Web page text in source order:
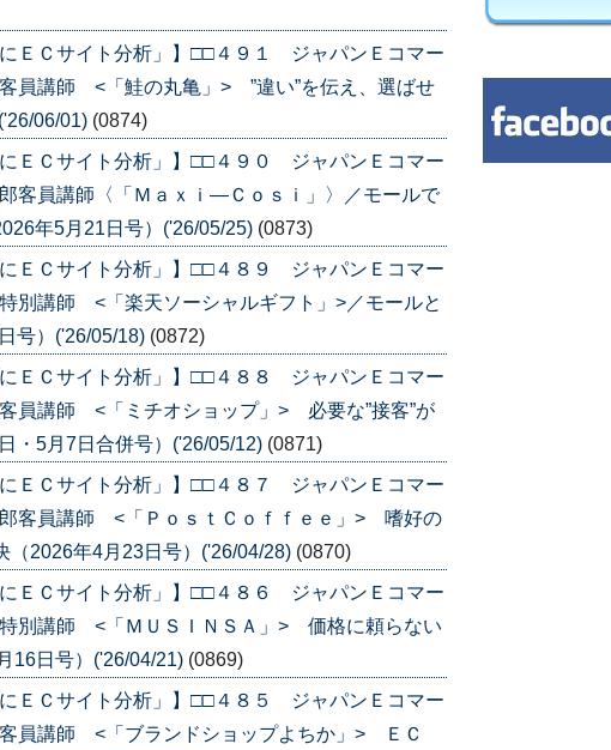
にＥＣサイト分析」】□□４９１ ジャパンＥコマー
員講師 <「鮭の丸亀」> ”違い”を伝え、選ばせ
06/01) (0874)
にＥＣサイト分析」】□□４９０ ジャパンＥコマー
客員講師〈「Ｍａｘｉ―Ｃｏｓｉ」〉／モールで
年5月21日号）('26/05/25) (0873)
にＥＣサイト分析」】□□４８９ ジャパンＥコマー
別講師 <「楽天ソーシャルギフト」>／モールと
号）('26/05/18) (0872)
にＥＣサイト分析」】□□４８８ ジャパンＥコマー
員講師 <「ミチオショップ」> 必要な”接客”が
・5月7日合併号）('26/05/12) (0871)
にＥＣサイト分析」】□□４８７ ジャパンＥコマー
客員講師 <「ＰｏｓｔＣｏｆｆｅｅ」> 嗜好の
（2026年4月23日号）('26/04/28) (0870)
にＥＣサイト分析」】□□４８６ ジャパンＥコマー
別講師 <「ＭＵＳＩＮＳＡ」> 価格に頼らない
16日号）('26/04/21) (0869)
にＥＣサイト分析」】□□４８５ ジャパンＥコマー
員講師 <「ブランドショップよちか」> ＥＣ